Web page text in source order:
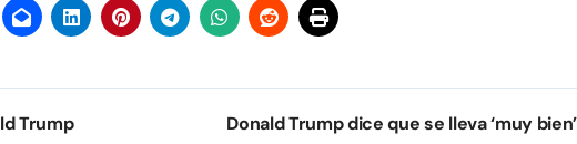
Trump
Donald Trump dice que se lleva ‘muy